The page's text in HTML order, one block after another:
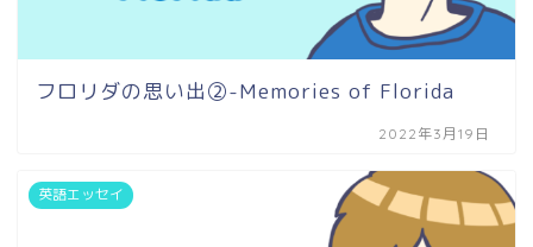
フロリダの思い出②-Memories of Florida
2022年3月19日
英語エッセイ